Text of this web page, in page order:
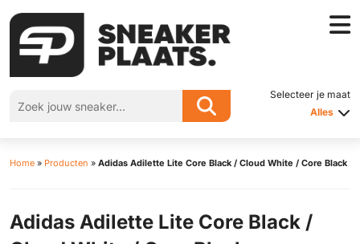
Selecteer je maat
Alles
Home » Producten » Adidas Adilette Lite Core Black / Cloud White / Core Black
Adidas Adilette Lite Core Black /